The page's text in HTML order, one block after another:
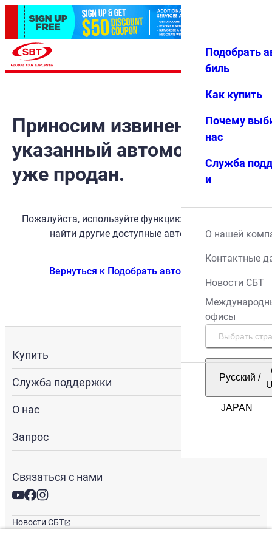
Избранн
Меню
Подобрать
биль
Как купить
Почему
нас
Служба
и
О нашей
Контактные
Новости СБТ
офисы
Русский /
Приносим извинения, но
указанный автомобиль
уже продан.
Пожалуйста, используйте функцию поиска, чтобы
найти другие доступные автомобили.
Вернуться к Подобрать автомобиль
Купить
Служба поддержки
О нас
Запрос
Связаться с нами
Новости СБТ